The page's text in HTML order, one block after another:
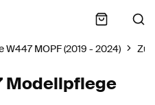
W447 MOPF (2019 - 2024)
Modellpflege